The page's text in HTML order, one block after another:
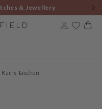
& Jewellery
Rains Taschen